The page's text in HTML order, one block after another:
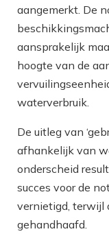
aangemerkt. De
aansprakelijk
hoogte van de
waterverbruik.
De uitleg van
afhankelijk van
onderscheid
succes voor de
vernietigd, terwijl
gehandhaafd.